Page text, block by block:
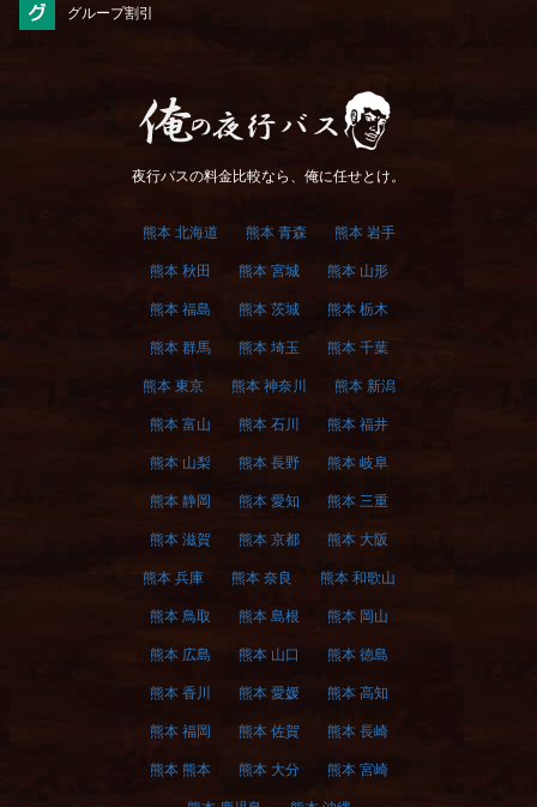
グループ割引
俺の夜行バス
夜行バスの料金比較なら、俺に任せとけ。
熊本 北海道 熊本 青森 熊本 岩手
熊本 秋田 熊本 宮城 熊本 山形
熊本 福島 熊本 茨城 熊本 栃木
熊本 群馬 熊本 埼玉 熊本 千葉
熊本 東京 熊本 神奈川 熊本 新潟
熊本 富山 熊本 石川 熊本 福井
熊本 山梨 熊本 長野 熊本 岐阜
熊本 静岡 熊本 愛知 熊本 三重
熊本 滋賀 熊本 京都 熊本 大阪
熊本 兵庫 熊本 奈良 熊本 和歌山
熊本 鳥取 熊本 島根 熊本 岡山
熊本 広島 熊本 山口 熊本 徳島
熊本 香川 熊本 愛媛 熊本 高知
熊本 福岡 熊本 佐賀 熊本 長崎
熊本 熊本 熊本 大分 熊本 宮崎